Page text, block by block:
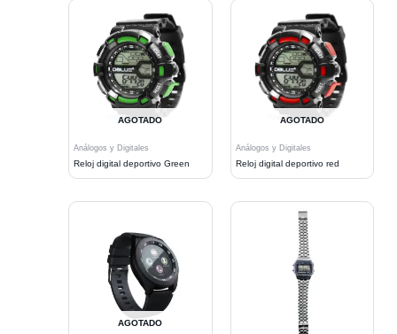
AGOTADO
Análogos y Digitales
Reloj digital deportivo Green
AGOTADO
Análogos y Digitales
Reloj digital deportivo red
AGOTADO